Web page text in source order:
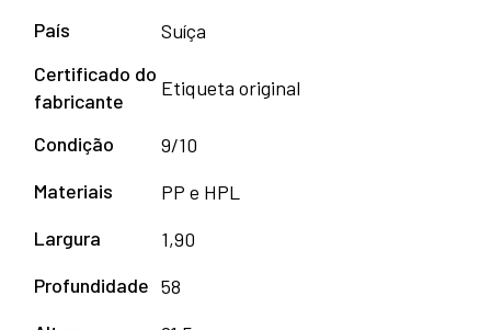
País
Suíça
Certificado do
fabricante
Etiqueta original
Condição
9/10
Materiais
PP e HPL
Largura
1,90
Profundidade 58